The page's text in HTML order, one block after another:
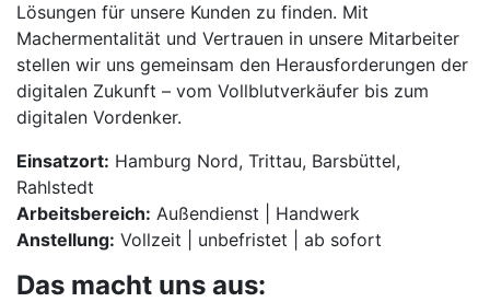
Lösungen für unsere Kunden zu finden. Mit
Machermentalität und Vertrauen in unsere Mitarbeiter
stellen wir uns gemeinsam den Herausforderungen der
digitalen Zukunft – vom Vollblutverkäufer bis zum
digitalen Vordenker.
Einsatzort: Hamburg Nord, Trittau, Barsbüttel,
Rahlstedt
Arbeitsbereich: Außendienst | Handwerk
Anstellung: Vollzeit | unbefristet | ab sofort
Das macht uns aus: